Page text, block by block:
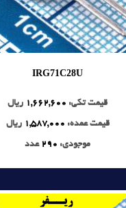
IRG71C28U
قیمت تکی: 1,662,600 ریال
قیمت عمده: 1,587,000 ریال
موجودی: 290 عدد